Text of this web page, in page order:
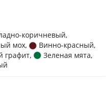
коричневый,
мох, Винно-красный,
графит, Зеленая мята,